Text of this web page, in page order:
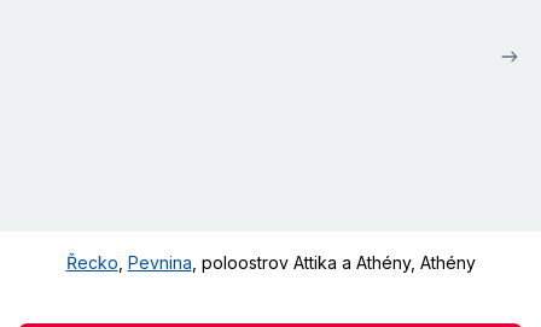
Řecko Pevnina poloostrov Attika a Athény, Athény